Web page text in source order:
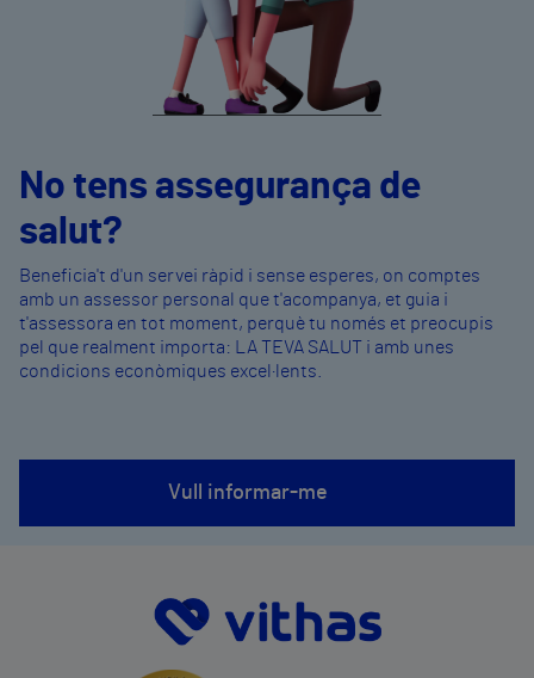
No tens assegurança de
salut?
Beneficia't d'un servei ràpid i sense esperes, on comptes
amb un assessor personal que t'acompanya, et guia i
t'assessora en tot moment, perquè tu només et preocupis
pel que realment importa: LA TEVA SALUT i amb unes
condicions econòmiques excel·lents.
Vull informar-me